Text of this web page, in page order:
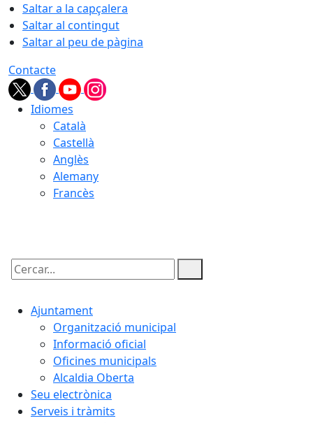
Saltar a la capçalera
Saltar al contingut
Saltar al peu de pàgina
Contacte
Idiomes
Català
Castellà
Anglès
Alemany
Francès
Cercar:
Ajuntament
Organització municipal
Informació oficial
Oficines municipals
Alcaldia Oberta
Seu electrònica
Serveis i tràmits